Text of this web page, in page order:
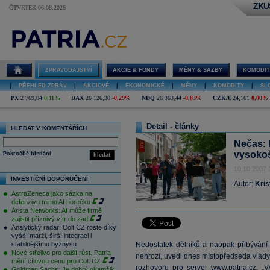
ČTVRTEK 06.08.2026
ZPRAVODAJSTVÍ AKCIE & FONDY MĚNY & SAZBY
PŘEHLED ZPRÁV AKCIOVÉ EKONOMICKÉ MĚNY KOMODITY
PX 2 769,04 0,11% DAX 26 126,30 -0,29% NDQ 26 363,44 -0,83% CZK/€ 24,161 0,00%
HLEDAT V KOMENTÁŘÍCH
hledat
Pokročilé hledání
INVESTIČNÍ DOPORUČENÍ
AstraZeneca jako sázka na
defenzivu mimo AI horečku
Arista Networks: AI může firmě
zajistit příznivý vítr do zad
Analytický radar: Colt CZ roste díky
vyšší marži, širší integraci i
stabilnějšímu byznysu
Nové střelivo pro další růst. Patria
mění cílovou cenu pro Colt CZ
Detail - články
Nečas:
10.10.2007
Autor:
Nedostatek dělníků a naopak
nehrozí, uvedl dnes místopředseda
rozhovoru pro server www.patria.cz.